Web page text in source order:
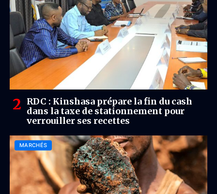
RDC : Kinshasa prépare la fin du cash
dans la taxe de stationnement pour
verrouiller ses recettes
MARCHÉS